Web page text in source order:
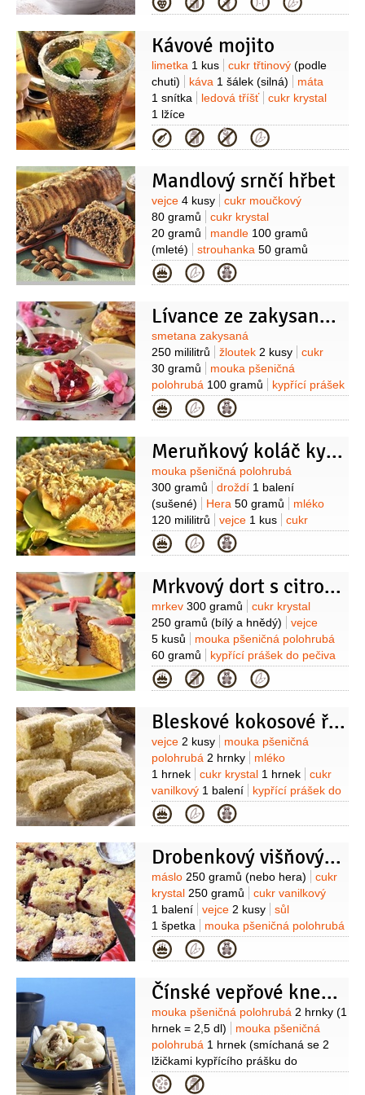
Kávové mojito
Suroviny
limetka 1 kus cukr třtinový (podle
chuti)
káva 1 šálek (silná)
máta
1 snítka
ledová tříšť
cukr krystal
1 lžíce
Kategorie
Mandlový srnčí hřbet
Suroviny
vejce 4 kusy
cukr moučkový
80 gramů
cukr krystal
20 gramů
mandle 100 gramů
(mleté)
strouhanka 50 gramů
(prosátá)
čokoláda
50 gramů
skořice1 lžička (mletá
koření 1 kus (mleté)
Kategorie
Lívance ze zakysané smetany s ovocným přelivem
Suroviny
smetana zakysaná
250 mililitrů
žloutek 2 kusy
cukr
30 gramů
mouka pšeničná
polohrubá 100 gramů
kypřící prášek
do pečiva 1/2lžičky
50 mililitrů (na smažení)
ovoce
ostružiny)
cukr krystal1 hrst
Kategorie
Meruňkový koláč kynutý
Suroviny
mouka pšeničná polohrubá
300 gramů
droždí 1 balení
(sušené)
Hera 50 gramů
mléko
120 mililitrů
vejce 1 kus
cukr
2 lžíce
meruňky
vymazání) Na drobenku: máslo
(nebo třtinový)
mouka pšeničná
hrubá
100 gramů
Kategorie
Mrkvový dort s citronovou polevou II
Suroviny
mrkev 300 gramů
cukr krystal
250 gramů (bílý a hnědý)
vejce
5 kusů
mouka pšeničná polohrubá
60 gramů
kypřící prášek do pečiva
1 lžička
sůl 1 špetka
1 lžíce
citronová kůra
Kategorie
Bleskové kokosové řezy
Suroviny
vejce 2 kusy
mouka pšeničná
polohrubá 2 hrnky
mléko
1 hrnek
cukr krystal 1 hrnek
cukr
vanilkový 1 balení
kypřící prášek do
pečiva1/2 balení
1 hrnek
smetana na šlehání
Kategorie
Drobenkový višňový koláč
Suroviny
máslo 250 gramů (nebo hera)
cukr
krystal 250 gramů
cukr vanilkový
1 balení
vejce 2 kusy
sůl
1 špetka
mouka pšeničná polohrubá
500 gramů
kypřící prášek do pečiva
1 balení
mléko(vlažné) tuk(na
Kategorie
Čínské vepřové knedlíčky
Suroviny
mouka pšeničná polohrubá 2 hrnky (1
hrnek = 2,5 dl)
mouka pšeničná
polohrubá 1 hrnek (smíchaná se 2
lžičkami kypřícího prášku do
pečiva)
voda
Kategorie